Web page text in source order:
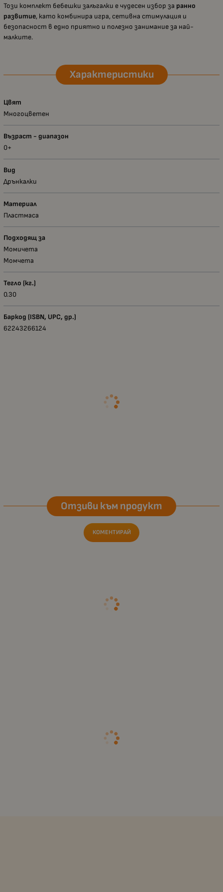
Този комплект бебешки залъгалки е чудесен избор за ранно
развитие, като комбинира игра, сетивна стимулация и
безопасност в едно приятно и полезно занимание за най-
малките.
Характеристики
Цвят
Многоцветен
Възраст - диапазон
0+
Вид
Дрънкалки
Материал
Пластмаса
Подходящ за
Момичета
Момчета
Тегло (кг.)
0.30
Баркод (ISBN, UPC, др.)
62243266124
Отзиви към продукт
КОМЕНТИРАЙ